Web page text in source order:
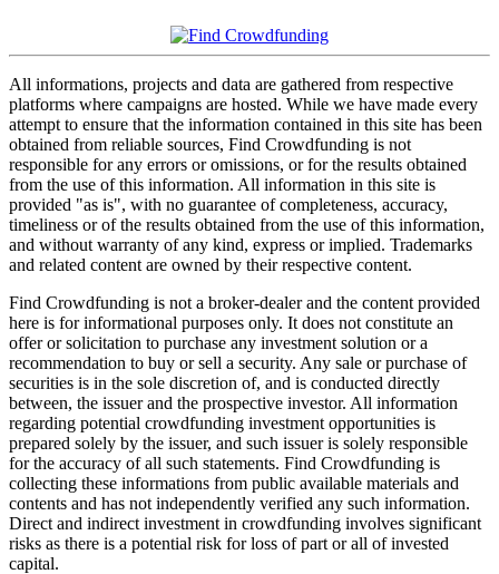
All informations, projects and data are gathered from respective
platforms where campaigns are hosted. While we have made every
attempt to ensure that the information contained in this site has been
obtained from reliable sources, Find Crowdfunding is not
responsible for any errors or omissions, or for the results obtained
from the use of this information. All information in this site is
provided "as is", with no guarantee of completeness, accuracy,
timeliness or of the results obtained from the use of this information,
and without warranty of any kind, express or implied. Trademarks
and related content are owned by their respective content.
Find Crowdfunding is not a broker-dealer and the content provided
here is for informational purposes only. It does not constitute an
offer or solicitation to purchase any investment solution or a
recommendation to buy or sell a security. Any sale or purchase of
securities is in the sole discretion of, and is conducted directly
between, the issuer and the prospective investor. All information
regarding potential crowdfunding investment opportunities is
prepared solely by the issuer, and such issuer is solely responsible
for the accuracy of all such statements. Find Crowdfunding is
collecting these informations from public available materials and
contents and has not independently verified any such information.
Direct and indirect investment in crowdfunding involves significant
risks as there is a potential risk for loss of part or all of invested
capital.